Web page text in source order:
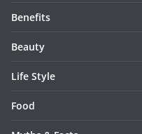
Benefits
Beauty
Life Style
Food